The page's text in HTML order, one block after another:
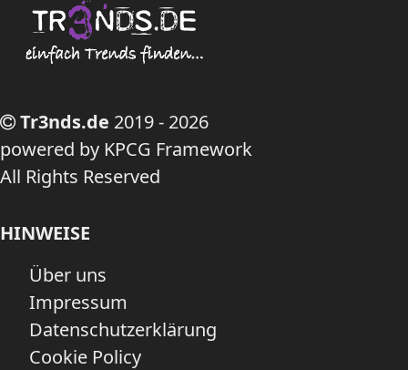
Tr3nds.de 2019 - 2026
powered by KPCG Framework
All Rights Reserved
HINWEISE
Über uns
Impressum
Datenschutzerklärung
Cookie Policy